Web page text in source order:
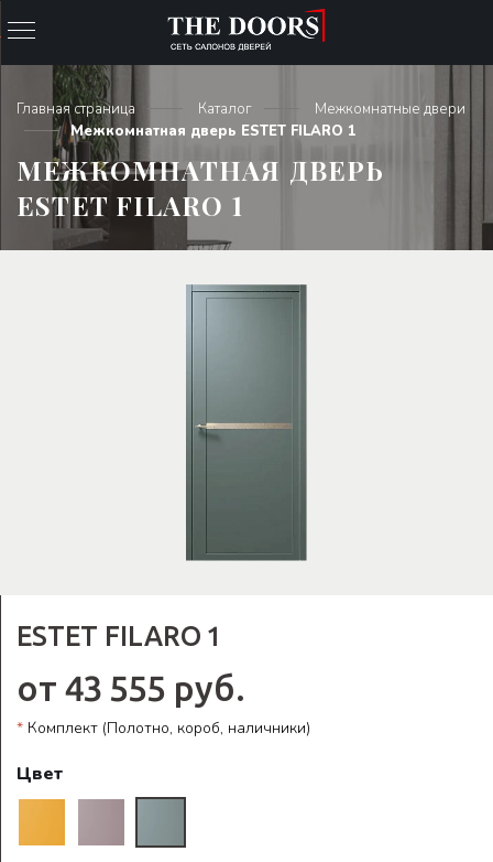
Главная страница Каталог
Межкомнатные двери
Межкомнатная дверь ESTET FILARO 1
МЕЖКОМНАТНАЯ ДВЕРЬ
ESTET FILARO 1
ESTET FILARO 1
от 43 555 руб.
* Комплект (Полотно, короб, наличники)
Цвет